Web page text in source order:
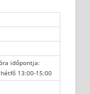
időpontja:
13:00-15:00